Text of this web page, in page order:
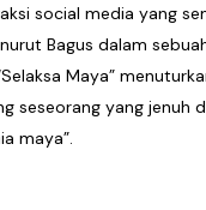
social media yang
Bagus dalam
Maya”
seseorang yang jenuh
maya”.